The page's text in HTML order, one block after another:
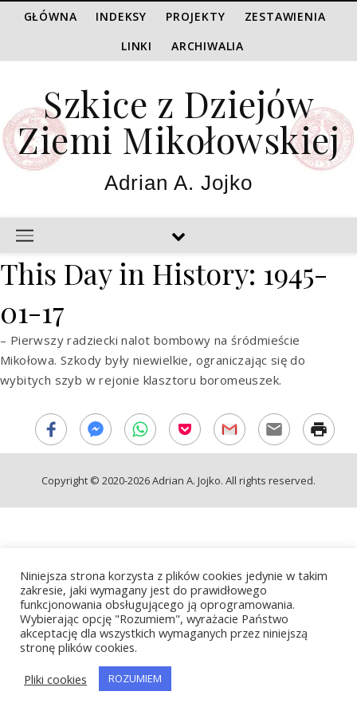
GŁÓWNA INDEKSY PROJEKTY
ZESTAWIENIA
LINKI
ARCHIWALIA
Szkice z Dziejów
Ziemi Mikołowskiej
Adrian A. Jojko
This Day in History: 1945-
01-17
– Pierwszy radziecki nalot bombowy na śródmieście
Mikołowa. Szkody były niewielkie, ograniczając się do
wybitych szyb w rejonie klasztoru boromeuszek.
Copyright © 2020-2026 Adrian A. Jojko. All rights reserved.
Niniejsza strona korzysta z plików cookies jedynie w takim
zakresie, jaki wymagany jest do prawidłowego
funkcjonowania obsługującego ją oprogramowania.
Wybierając opcję "Rozumiem", wyrażacie Państwo
akceptację dla wszystkich wymaganych przez niniejszą
stronę plików cookies.
Pliki cookies
ROZUMIEM